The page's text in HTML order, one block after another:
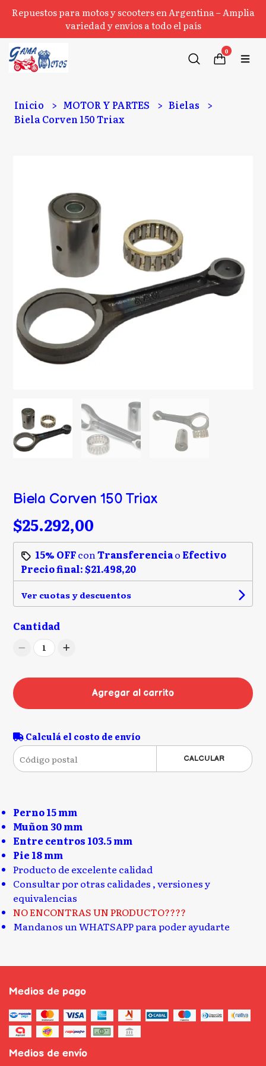
Repuestos para motos y scooters en Argentina – Amplia
variedad y envíos a todo el país
0
Inicio MOTOR Y PARTES
Bielas
Biela Corven 150 Triax
Biela Corven 150 Triax
$25.292,00
15% OFFconTransferenciao Efectivo
Precio final:$21.498,20
Ver cuotas y descuentos
Cantidad
1
Agregar al carrito
Calculá el costo de envío
CALCULAR
Perno 15 mm
Muñon 30 mm
Entre centros 103.5 mm
Pie 18 mm
Producto de excelente calidad
Consultar por otras calidades , versiones y
equivalencias
NO ENCONTRAS UN PRODUCTO????
Mandanos un WHATSAPP para poder ayudarte
Medios de pago
Medios de envío